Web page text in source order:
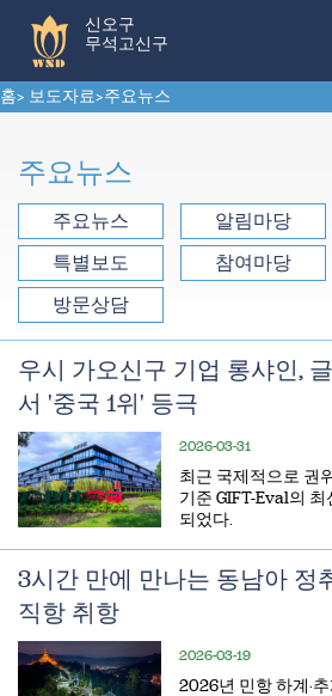
신오구
무석고신구
홈> 보도자료>주요뉴스
주요뉴스
우시 가오신구 기업 롱샤인,
서 '중국 1위' 등극
2026-03-31
최근 국제적으로 권
기준 GIFT-Eval의
되었다.
3시간 만에 만나는 동남아 정
직항 취항
2026-03-19
2026년 민항 하계·
주요뉴스
알림마당
특별보도
참여마당
방문상담